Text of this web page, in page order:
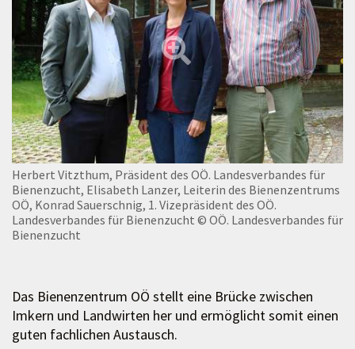
Herbert Vitzthum, Präsident des OÖ. Landesverbandes für
Bienenzucht, Elisabeth Lanzer, Leiterin des Bienenzentrums
OÖ, Konrad Sauerschnig, 1. Vizepräsident des OÖ.
Landesverbandes für Bienenzucht © OÖ. Landesverbandes für
Bienenzucht
Das Bienenzentrum OÖ stellt eine Brücke zwischen
Imkern und Landwirten her und ermöglicht somit einen
guten fachlichen Austausch.